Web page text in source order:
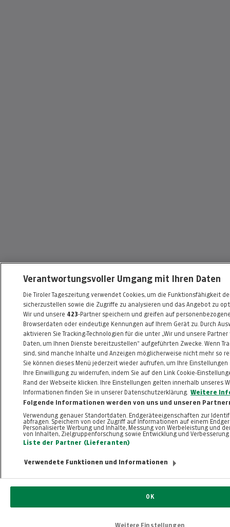
Verantwortungsvoller Umgang mit Ihren Daten
Die Tiroler Tageszeitung verwendet Cookies, um die Funktionsfähigkeit
sicherzustellen sowie die Zugriffe zu analysieren und das Angebot zu
Wir und unsere 423-Partner speichern und greifen auf
Browserdaten oder eindeutige Kennungen auf Ihrem Gerät zu. Durch
aktivieren Sie Tracking-Technologien für die unter „Wir und unsere
Daten, um Ihnen Dienste bereitzustellen“ aufgeführten Zwecke. Wenn
sind, sind manche Inhalte und Anzeigen möglicherweise nicht mehr so
Sie können dieses Menü jederzeit wieder aufrufen, um Ihre Einstellungen
Ihre Einwilligung zu widerrufen, indem Sie auf den Link Cookie-
Rand der Webseite klicken. Ihre Einstellungen gelten innerhalb unseres
Informationen finden Sie in unserer Datenschutzerklärung.
Weitere
Folgende Informationen werden von uns und unseren
Verwendung genauer Standortdaten. Endgeräteeigenschaften zur
abfragen. Speichern von oder Zugriff auf Informationen auf einem
Personalisierte Werbung und Inhalte, Messung von Werbeleistung und
von Inhalten, Zielgruppenforschung sowie Entwicklung und
Liste der Partner (Lieferanten)
Verwendete Funktionen und Informationen
OK
Weitere Einstellungen